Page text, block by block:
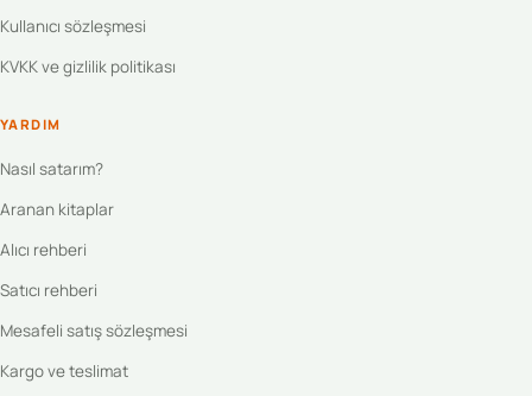
Kullanıcı sözleşmesi
KVKK ve gizlilik politikası
YARDIM
Nasıl satarım?
Aranan kitaplar
Alıcı rehberi
Satıcı rehberi
Mesafeli satış sözleşmesi
Kargo ve teslimat